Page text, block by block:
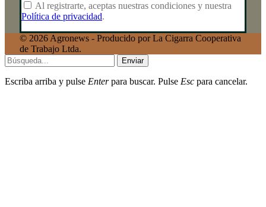
Al registrarte, aceptas nuestras condiciones y nuestra
Política de privacidad.
© 2026 Agronews - Producido por La Cigarra Cooperativa
de Trabajo Ltda.
Enviar
Escriba arriba y pulse Enterpara buscar. Pulse Esc para cancelar.